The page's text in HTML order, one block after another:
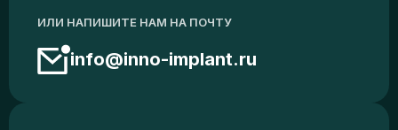
ИЛИ НАПИШИТЕ НАМ НА ПОЧТУ
info@inno-implant.ru